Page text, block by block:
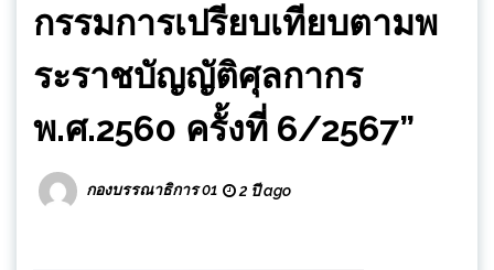
กรรมการเปรียบเทียบตามพ
ระราชบัญญัติศุลกากร
พ.ศ.2560 ครั้งที่ 6/2567”
กองบรรณาธิการ 01 2 ปี ago